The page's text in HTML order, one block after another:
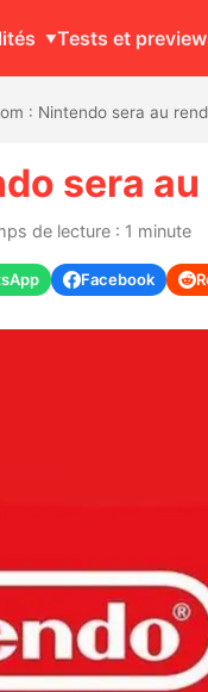
Tests et
: Nintendo sera au
sera
de lecture : 1 minute
Facebook